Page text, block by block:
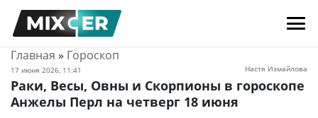
Главная » Гороскоп
17 июня 2026, 11:41 Настя Измайлова
Раки, Весы, Овны и Скорпионы в гороскопе
Анжелы Перл на четверг 18 июня